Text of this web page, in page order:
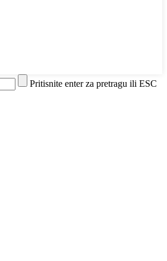
Pritisnite enter za pretragu ili ESC